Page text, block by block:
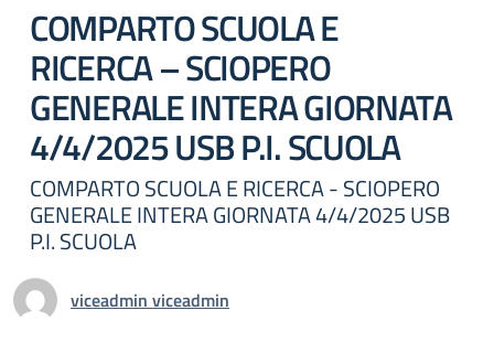
COMPARTO SCUOLA E
RICERCA – SCIOPERO
GENERALE INTERA GIORNATA
4/4/2025 USB P.I. SCUOLA
COMPARTO SCUOLA E RICERCA - SCIOPERO
GENERALE INTERA GIORNATA 4/4/2025 USB
P.I. SCUOLA
viceadmin viceadmin